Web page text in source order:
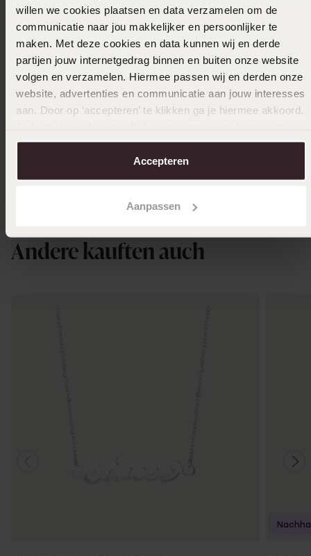
willen we cookies plaatsen en data verzamelen om de
communicatie naar jou makkelijker en persoonlijker te
maken. Met deze cookies en data kunnen wij en derde
partijen jouw internetgedrag binnen en buiten onze website
volgen en verzamelen. Hiermee passen wij en derden onze
website, advertenties en communicatie aan jouw interesses
aan. Door op ‘accepteren’ te klikken ga je hiermee akkoord.
over in onscookiebeleid.
Accepteren
Aanpassen
149.9984 129
Andere kauften auch